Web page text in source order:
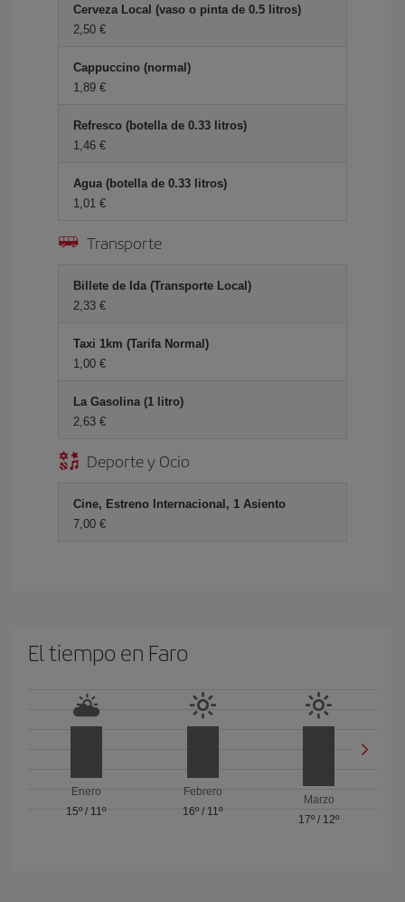
Cerveza Local (vaso o pinta de 0.5 litros)
2,50 €
Cappuccino (normal)
1,89 €
Refresco (botella de 0.33 litros)
1,46 €
Agua (botella de 0.33 litros)
1,01 €
Transporte
Billete de Ida (Transporte Local)
2,33 €
Taxi 1km (Tarifa Normal)
1,00 €
La Gasolina (1 litro)
2,63 €
Deporte y Ocio
Cine, Estreno Internacional, 1 Asiento
7,00 €
El tiempo en Faro
Enero
15º/ 11º
Febrero
16º/ 11º
Marzo
17º / 12º